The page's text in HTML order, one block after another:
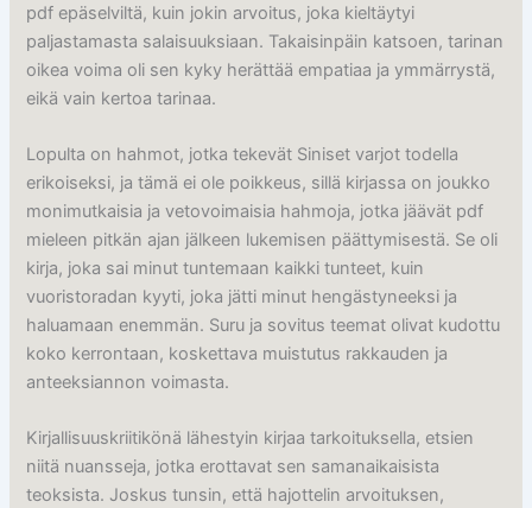
pdf epäselviltä, kuin jokin arvoitus, joka kieltäytyi
paljastamasta salaisuuksiaan. Takaisinpäin katsoen, tarinan
oikea voima oli sen kyky herättää empatiaa ja ymmärrystä,
eikä vain kertoa tarinaa.
Lopulta on hahmot, jotka tekevät Siniset varjot todella
erikoiseksi, ja tämä ei ole poikkeus, sillä kirjassa on joukko
monimutkaisia ja vetovoimaisia hahmoja, jotka jäävät pdf
mieleen pitkän ajan jälkeen lukemisen päättymisestä. Se oli
kirja, joka sai minut tuntemaan kaikki tunteet, kuin
vuoristoradan kyyti, joka jätti minut hengästyneeksi ja
haluamaan enemmän. Suru ja sovitus teemat olivat kudottu
koko kerrontaan, koskettava muistutus rakkauden ja
anteeksiannon voimasta.
Kirjallisuuskriitikönä lähestyin kirjaa tarkoituksella, etsien
niitä nuansseja, jotka erottavat sen samanaikaisista
teoksista. Joskus tunsin, että hajottelin arvoituksen,